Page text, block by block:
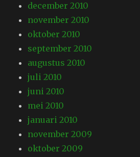
december 2010
november 2010
oktober 2010
september 2010
augustus 2010
juli 2010
juni 2010
mei 2010
januari 2010
november 2009
oktober 2009